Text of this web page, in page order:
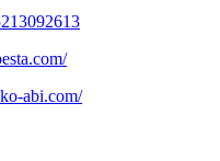
abi.com/